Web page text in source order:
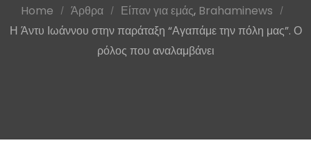
Home / Άρθρα / Είπαν για εμάς, Brahaminews /
Η Άντυ Ιωάννου στην παράταξη “Αγαπάμε την πόλη μας”. Ο
ρόλος που αναλαμβάνει